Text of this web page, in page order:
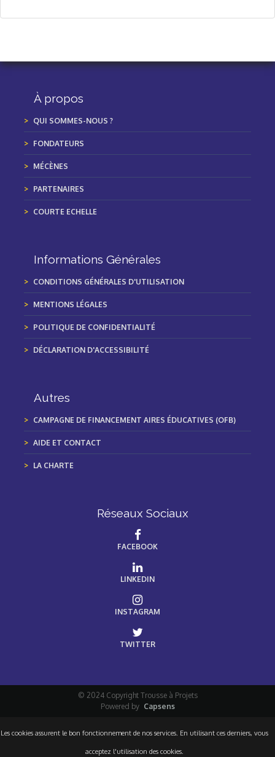
À propos
QUI SOMMES-NOUS ?
FONDATEURS
MÉCÈNES
PARTENAIRES
COURTE ECHELLE
Informations Générales
CONDITIONS GÉNÉRALES D'UTILISATION
MENTIONS LÉGALES
POLITIQUE DE CONFIDENTIALITÉ
DÉCLARATION D'ACCESSIBILITÉ
Autres
CAMPAGNE DE FINANCEMENT AIRES ÉDUCATIVES (OFB)
AIDE ET CONTACT
LA CHARTE
Réseaux Sociaux
FACEBOOK
LINKEDIN
INSTAGRAM
TWITTER
© 2024 Copyright Trousse à Projets
Powered by Capsens
Les cookies assurent le bon fonctionnement de nos services. En utilisant ces derniers, vous
acceptez l'utilisation des cookies.